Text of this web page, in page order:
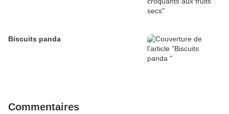
Biscuits panda
Commentaires